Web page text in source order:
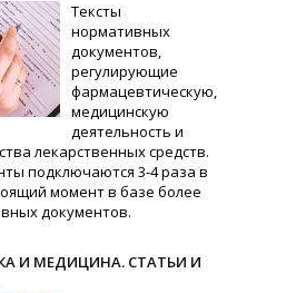
Тексты
нормативных
документов,
регулирующие
фармацевтическую,
медицинскую
деятельность и
лекарственных средств.
подключаются 3-4 раза в
момент в базе более
документов.
И МЕДИЦИНА. СТАТЬИ И